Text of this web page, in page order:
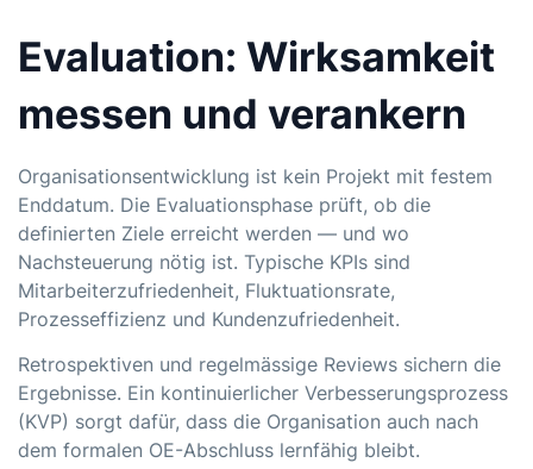
Evaluation: Wirksamkeit
messen und verankern
Organisationsentwicklung ist kein Projekt mit festem
Enddatum. Die Evaluationsphase prüft, ob die
definierten Ziele erreicht werden — und wo
Nachsteuerung nötig ist. Typische KPIs sind
Mitarbeiterzufriedenheit, Fluktuationsrate,
Prozesseffizienz und Kundenzufriedenheit.
Retrospektiven und regelmässige Reviews sichern die
Ergebnisse. Ein kontinuierlicher Verbesserungsprozess
(KVP) sorgt dafür, dass die Organisation auch nach
dem formalen OE-Abschluss lernfähig bleibt.